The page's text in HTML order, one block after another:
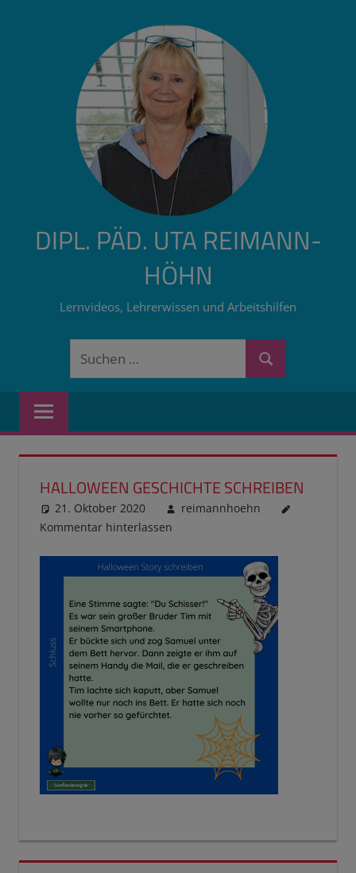
DIPL. PÄD. UTA REIMANN-
HÖHN
Lernvideos, Lehrerwissen und Arbeitshilfen
Suchen
Suchen
HALLOWEEN GESCHICHTE SCHREIBEN
21. Oktober 2020
reimannhoehn
Kommentar hinterlassen